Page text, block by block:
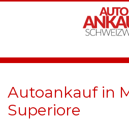
Autoankauf in
Superiore